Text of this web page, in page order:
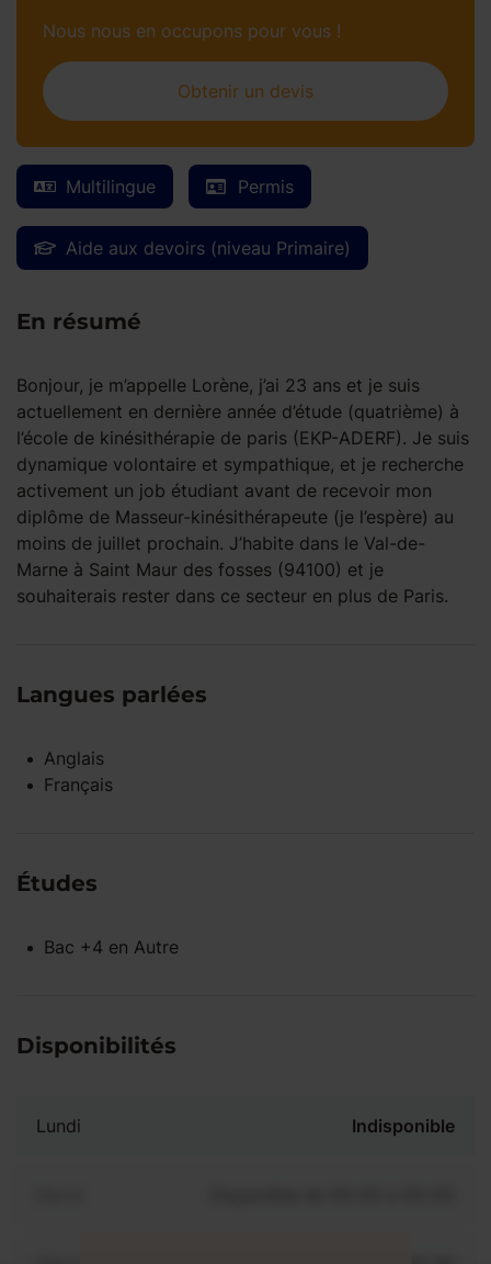
Multilingue Permis
Aide aux devoirs (niveau Primaire)
En résumé
Bonjour, je m’appelle Lorène, j’ai 23 ans et je suis
actuellement en dernière année d’étude (quatrième) à
l’école de kinésithérapie de paris (EKP-ADERF). Je suis
dynamique volontaire et sympathique, et je recherche
activement un job étudiant avant de recevoir mon
diplôme de Masseur-kinésithérapeute (je l’espère) au
moins de juillet prochain. J’habite dans le Val-de-
Marne à Saint Maur des fosses (94100) et je
souhaiterais rester dans ce secteur en plus de Paris.
Langues parlées
Anglais
Français
Études
Bac +4 en Autre
Disponibilités
Lundi Indisponible
Nous nous en occupons pour vous !
Obtenir un devis